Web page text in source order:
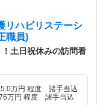
リハビリステーシ
職員)
！土日祝休みの訪問看
万円 程度 諸手当込
万円 程度 諸手当込